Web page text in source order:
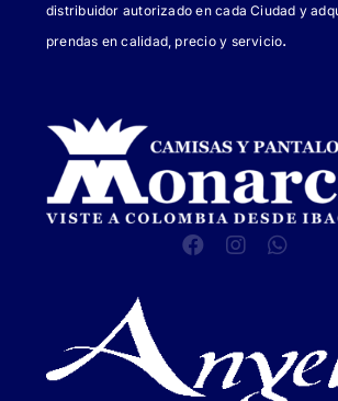
distribuidor autorizado en cada Ciudad y
prendas en calidad, precio y servicio.